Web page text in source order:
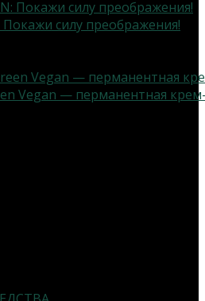
силу преображения!
Vegan — перманентная